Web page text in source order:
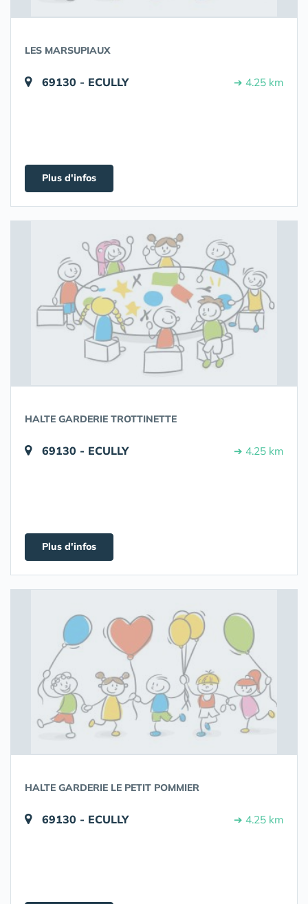
LES MARSUPIAUX
69130 - ECULLY ➔ 4.25 km
Plus d'infos
HALTE GARDERIE TROTTINETTE
69130 - ECULLY ➔ 4.25 km
Plus d'infos
HALTE GARDERIE LE PETIT POMMIER
69130 - ECULLY ➔ 4.25 km